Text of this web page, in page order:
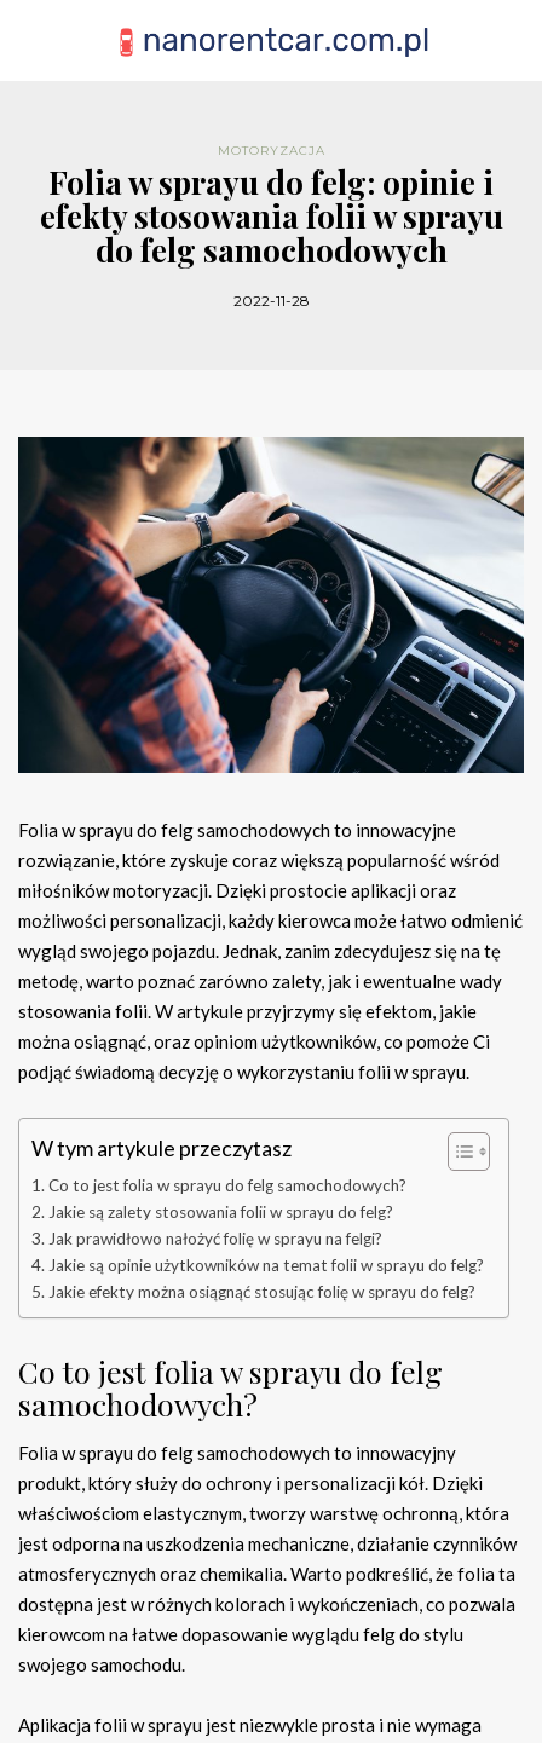
MOTORYZACJA
Folia w sprayu do felg: opinie i
efekty stosowania folii w sprayu
do felg samochodowych
2022-11-28
Folia w sprayu do felg samochodowych to innowacyjne
rozwiązanie, które zyskuje coraz większą popularność wśród
miłośników motoryzacji. Dzięki prostocie aplikacji oraz
możliwości personalizacji, każdy kierowca może łatwo odmienić
wygląd swojego pojazdu. Jednak, zanim zdecydujesz się na tę
metodę, warto poznać zarówno zalety, jak i ewentualne wady
stosowania folii. W artykule przyjrzymy się efektom, jakie
można osiągnąć, oraz opiniom użytkowników, co pomoże Ci
podjąć świadomą decyzję o wykorzystaniu folii w sprayu.
W tym artykule przeczytasz
Co to jest folia w sprayu do felg samochodowych?
Jakie są zalety stosowania folii w sprayu do felg?
Jak prawidłowo nałożyć folię w sprayu na felgi?
Jakie są opinie użytkowników na temat folii w sprayu do felg?
Jakie efekty można osiągnąć stosując folię w sprayu do felg?
Co to jest folia w sprayu do felg
samochodowych?
Folia w sprayu do felg samochodowych to innowacyjny
produkt, który służy do ochrony i personalizacji kół. Dzięki
właściwościom elastycznym, tworzy warstwę ochronną, która
jest odporna na uszkodzenia mechaniczne, działanie czynników
atmosferycznych oraz chemikalia. Warto podkreślić, że folia ta
dostępna jest w różnych kolorach i wykończeniach, co pozwala
kierowcom na łatwe dopasowanie wyglądu felg do stylu
swojego samochodu.
Aplikacja folii w sprayu jest niezwykle prosta i nie wymaga